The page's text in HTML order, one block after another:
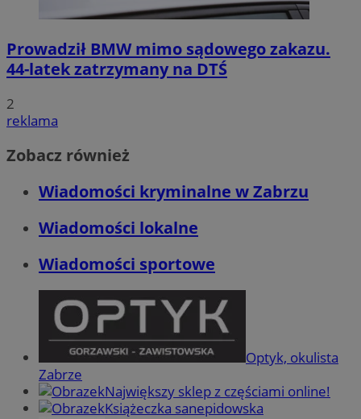
Prowadził BMW mimo sądowego zakazu.
44-latek zatrzymany na DTŚ
2
reklama
Zobacz również
Wiadomości kryminalne w Zabrzu
Wiadomości lokalne
Wiadomości sportowe
Optyk, okulista
Zabrze
Największy sklep z częściami online!
Książeczka sanepidowska